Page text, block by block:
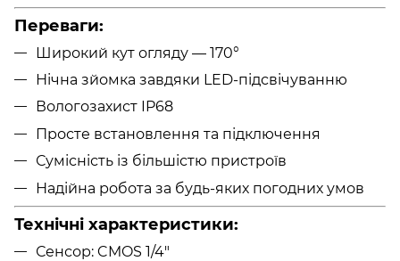
Переваги:
Широкий кут огляду — 170°
Нічна зйомка завдяки LED-підсвічуванню
Вологозахист IP68
Просте встановлення та підключення
Сумісність із більшістю пристроїв
Надійна робота за будь-яких погодних умов
Технічні характеристики:
Сенсор: CMOS 1/4"